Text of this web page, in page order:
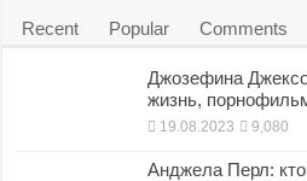
Recent Popular Comments
Джозефина
жизнь,
19.08.2023 9,080
Анджела Перл: